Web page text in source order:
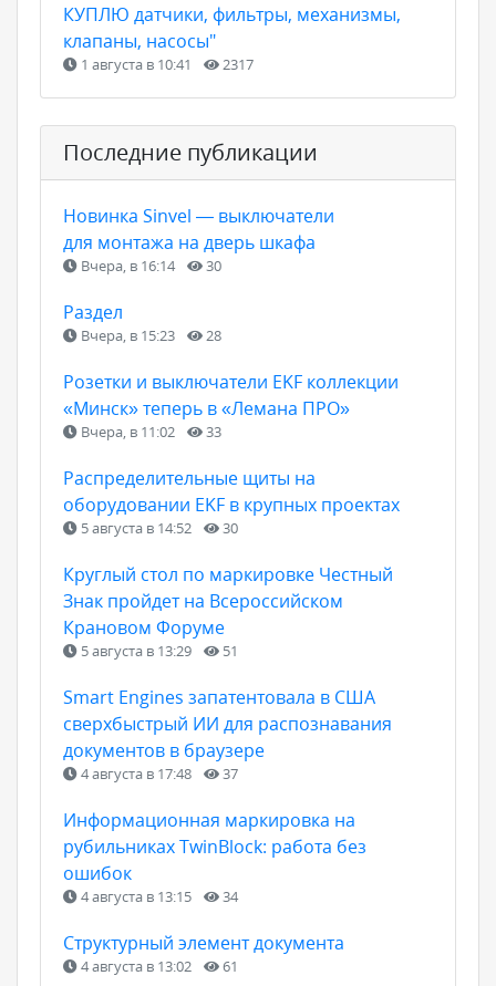
КУПЛЮ датчики, фильтры, механизмы,
клапаны, насосы"
1 августа в 10:41 2317
Последние публикации
Новинка Sinvel — выключатели
для монтажа на дверь шкафа
Вчера, в 16:14 30
Раздел
Вчера, в 15:23 28
Розетки и выключатели EKF коллекции
«Минск» теперь в «Лемана ПРО»
Вчера, в 11:02 33
Распределительные щиты на
оборудовании EKF в крупных проектах
5 августа в 14:52 30
Круглый стол по маркировке Честный
Знак пройдет на Всероссийском
Крановом Форуме
5 августа в 13:29 51
Smart Engines запатентовала в США
сверхбыстрый ИИ для распознавания
документов в браузере
4 августа в 17:48 37
Информационная маркировка на
рубильниках TwinBlock: работа без
ошибок
4 августа в 13:15 34
Структурный элемент документа
4 августа в 13:02 61